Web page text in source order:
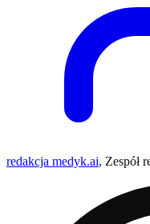
redakcja medyk.ai, Zespół